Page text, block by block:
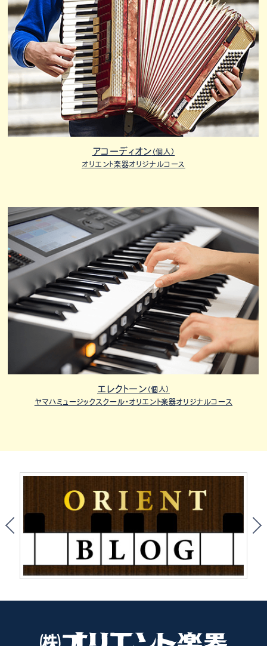
アコーディオン （個人）
オリエント楽器オリジナルコース
エレクトーン （個人）
ヤマハミュージックスクール・オリエント楽器オリジナルコース